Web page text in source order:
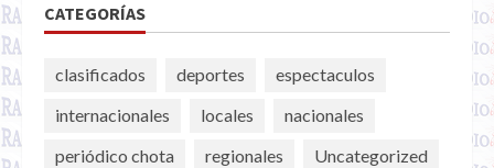
CATEGORÍAS
clasificados deportes
espectaculos
internacionales
locales
nacionales
periódico chota
regionales Uncategorized